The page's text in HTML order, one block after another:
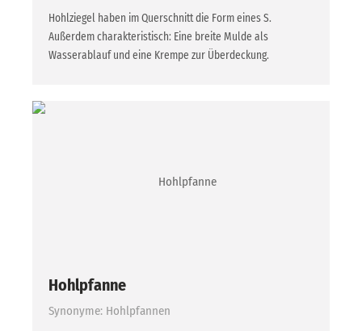
Hohlziegel haben im Querschnitt die Form eines S.
Außerdem charakteristisch: Eine breite Mulde als
Wasserablauf und eine Krempe zur Überdeckung.
Hohlpfanne
Synonyme: Hohlpfannen